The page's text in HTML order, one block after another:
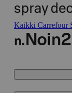
spray
Kaikki Carrefour
n. Noin